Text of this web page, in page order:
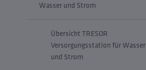
Wasser und Strom
Übersicht TRESOR
Versorgungsstation für Wasser
und Strom